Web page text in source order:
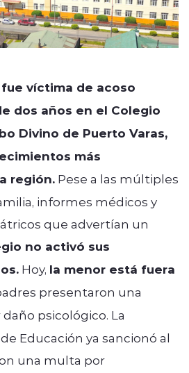
víctima de acoso
dos años en el Colegio
Divino de Puerto Varas,
más
región. Pese a las múltiples
informes médicos y
que advertían un
no activó sus
Hoy, la menor está fuera
presentaron una
daño psicológico. La
Educación ya sancionó al
una multa por